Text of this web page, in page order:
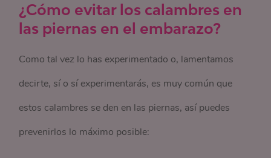
¿Cómo evitar los calambres en
las piernas en el embarazo?
Como tal vez lo has experimentado o, lamentamos
decirte, sí o sí experimentarás, es muy común que
estos calambres se den en las piernas, así puedes
prevenirlos lo máximo posible: